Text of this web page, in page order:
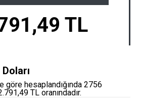
TL
göre hesaplandığında 2756
TL oranındadır.